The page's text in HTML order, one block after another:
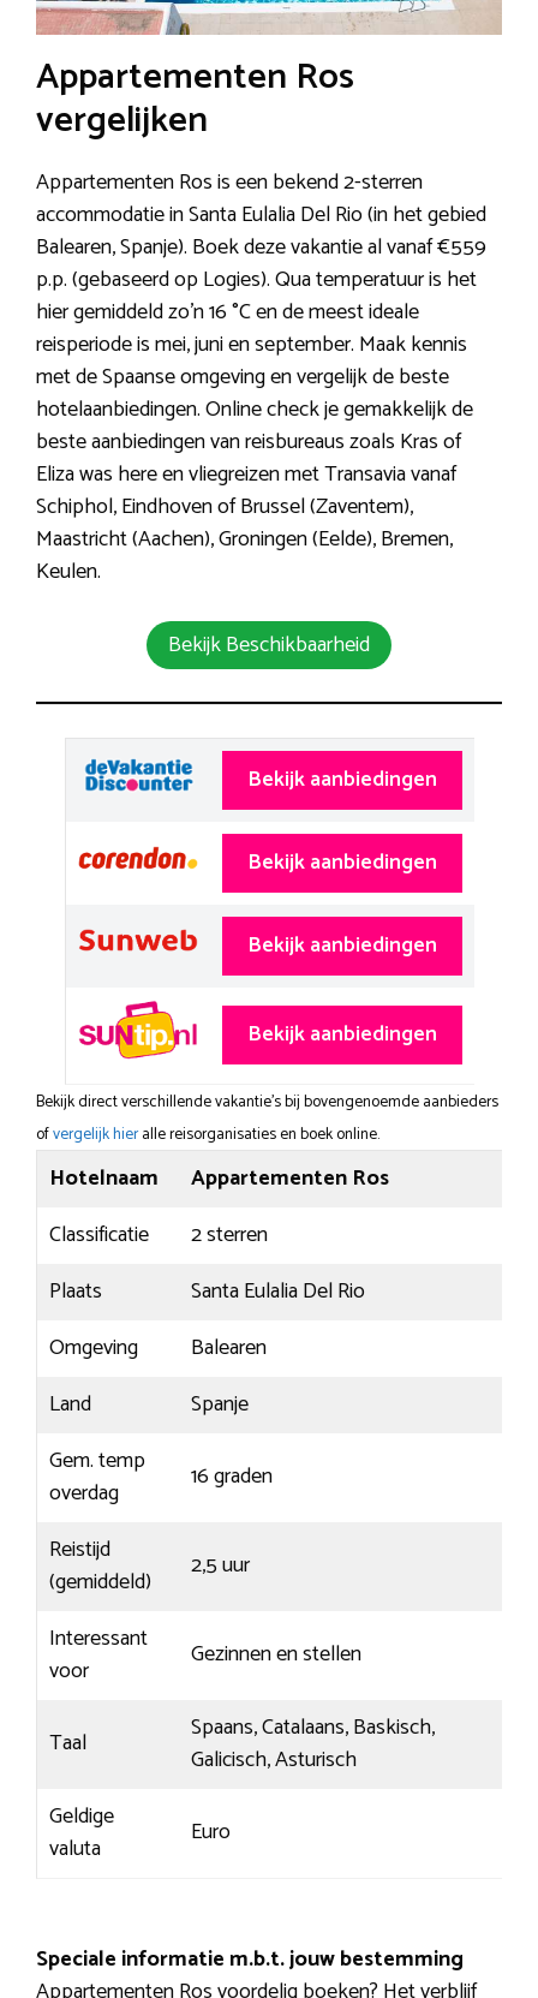
Appartementen Ros
vergelijken
Appartementen Ros is een bekend 2-sterren
accommodatie in Santa Eulalia Del Rio (in het gebied
Balearen, Spanje). Boek deze vakantie al vanaf €559
p.p. (gebaseerd op Logies). Qua temperatuur is het
hier gemiddeld zo’n 16 °C en de meest ideale
reisperiode is mei, juni en september. Maak kennis
met de Spaanse omgeving en vergelijk de beste
hotelaanbiedingen. Online check je gemakkelijk de
beste aanbiedingen van reisbureaus zoals Kras of
Eliza was here en vliegreizen met Transavia vanaf
Schiphol, Eindhoven of Brussel (Zaventem),
Maastricht (Aachen), Groningen (Eelde), Bremen,
Keulen.
Bekijk Beschikbaarheid
Bekijk aanbiedingen
Bekijk aanbiedingen
Bekijk aanbiedingen
Bekijk aanbiedingen
Bekijk direct verschillende vakantie's bij bovengenoemde aanbieders
ofvergelijk hieralle reisorganisaties en boek online.
Hotelnaam
Appartementen Ros
Classificatie
2 sterren
Plaats
Santa Eulalia Del Rio
Omgeving
Balearen
Land
Spanje
Gem. temp
overdag
16 graden
Reistijd
(gemiddeld)
2,5 uur
Interessant
voor
Gezinnen en stellen
Taal
Spaans, Catalaans, Baskisch,
Galicisch, Asturisch
Geldige
valuta
Euro
Speciale informatie m.b.t. jouw bestemming